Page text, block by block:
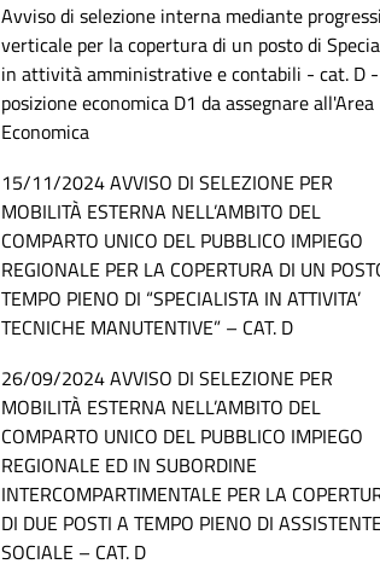
Avviso di selezione interna mediante
verticale per la copertura di un posto di
in attività amministrative e contabili - cat. D -
posizione economica D1 da assegnare all'Area
Economica
15/11/2024 AVVISO DI SELEZIONE PER
MOBILITÀ ESTERNA NELL’AMBITO DEL
COMPARTO UNICO DEL PUBBLICO IMPIEGO
REGIONALE PER LA COPERTURA DI UN
TEMPO PIENO DI “SPECIALISTA IN ATTIVITA’
TECNICHE MANUTENTIVE” – CAT. D
26/09/2024 AVVISO DI SELEZIONE PER
MOBILITÀ ESTERNA NELL’AMBITO DEL
COMPARTO UNICO DEL PUBBLICO IMPIEGO
REGIONALE ED IN SUBORDINE
INTERCOMPARTIMENTALE PER LA
DI DUE POSTI A TEMPO PIENO DI
SOCIALE – CAT. D